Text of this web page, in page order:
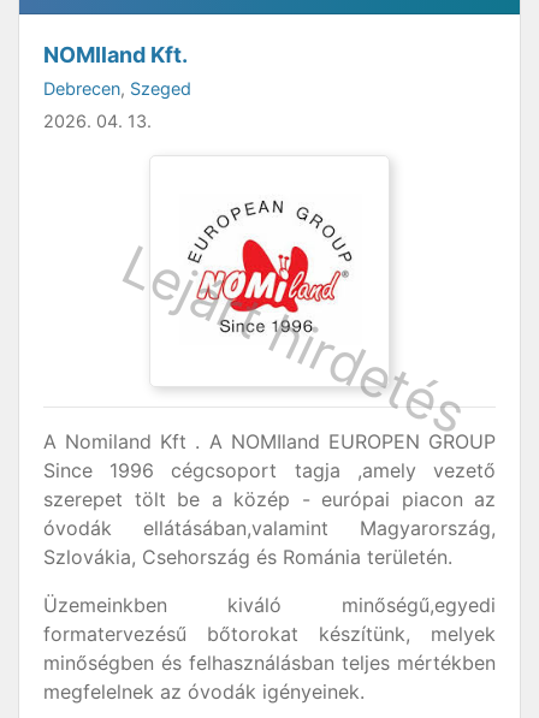
NOMIland Kft.
Debrecen, Szeged
2026. 04. 13.
A Nomiland Kft . A NOMIland EUROPEN GROUP
Since 1996 cégcsoport tagja ,amely vezető
szerepet tölt be a közép - európai piacon az
óvodák ellátásában,valamint Magyarország,
Szlovákia, Csehország és Románia területén.
Üzemeinkben kiváló minőségű,egyedi
formatervezésű bőtorokat készítünk, melyek
minőségben és felhasználásban teljes mértékben
megfelelnek az óvodák igényeinek.